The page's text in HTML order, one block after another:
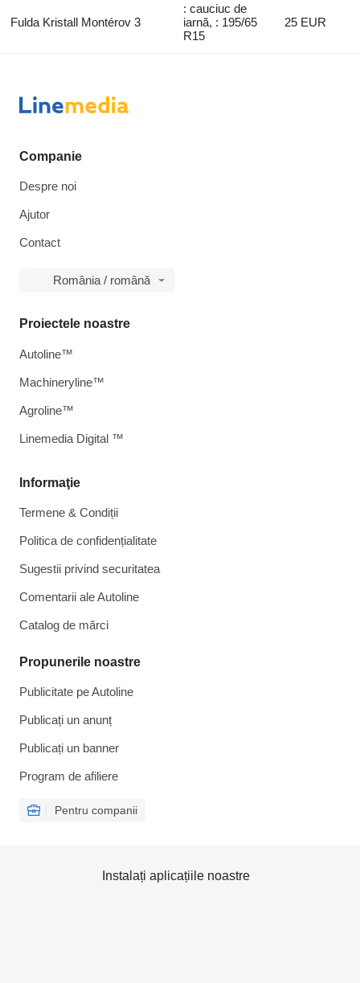
Fulda Kristall Montérov 3
: cauciuc de
iarnă, : 195/65
R15
25 EUR
Companie
Despre noi
Ajutor
Contact
România / română
Informaţie
Termene & Condiții
Politica de confidențialitate
Sugestii privind securitatea
Comentarii ale Autoline
Catalog de mărcі
Propunerile noastre
Publicitate pe Autoline
Publicați un anunț
Publicați un banner
Program de afiliere
Pentru companii
Proiectele noastre
Autoline™
Machineryline™
Agroline™
Linemedia Digital ™
Instalați aplicațiile noastre